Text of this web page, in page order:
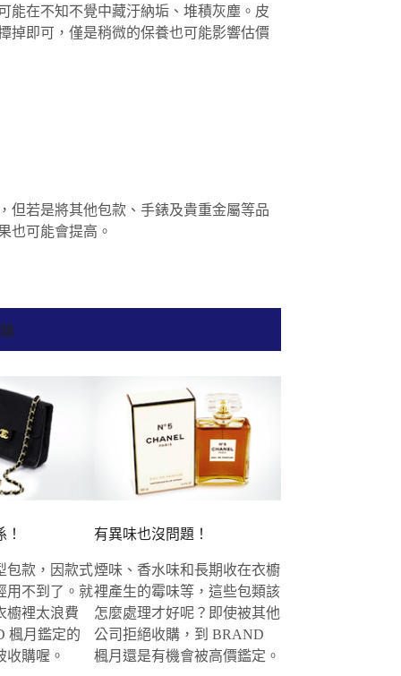
能在不知不覺中藏汙納垢、堆積灰塵。皮
掉即可，僅是稍微的保養也可能影響估價
但若是將其他包款、手錶及貴重金屬等品
也可能會提高。
包款，因款式
用不到了。就
櫥裡太浪費
楓月鑑定的
收購喔。
有異味也沒問題！
煙味、香水味和長期收在衣櫥
裡產生的霉味等，這些包類該
怎麼處理才好呢？即使被其他
公司拒絕收購，到 BRAND
楓月還是有機會被高價鑑定。